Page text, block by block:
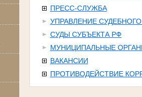
ПРЕСС-СЛУЖБА
УПРАВЛЕНИЕ
СУДЫ СУБЪЕКТА РФ
МУНИЦИПАЛЬНЫЕ
ВАКАНСИИ
ПРОТИВОДЕЙСТВИЕ